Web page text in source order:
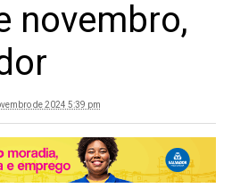
novembro,
de 2024 5:39 pm